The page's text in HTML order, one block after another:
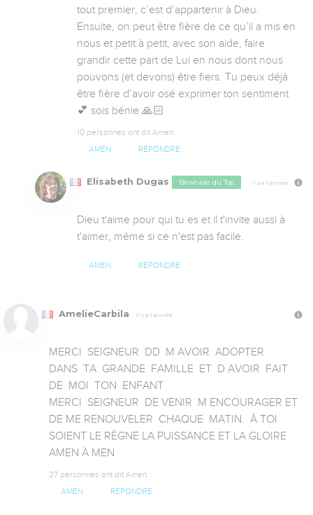
tout premier, c’est d’appartenir à Dieu.
Ensuite, on peut être fière de ce qu’il a mis en
nous et petit à petit, avec son aide, faire
grandir cette part de Lui en nous dont nous
pouvons (et devons) être fiers. Tu peux déjà
être fière d’avoir osé exprimer ton sentiment
💕 sois bénie 🙏🏻
10 personnes ont dit Amen
AMEN RÉPONDRE
Elisabeth Dugas Bénévole du Top Il y a 1 année
Dieu t'aime pour qui tu es et il t'invite aussi à
t'aimer, même si ce n'est pas facile.
AMEN RÉPONDRE
AmelieCarbila Il y a 1 année
MERCI  SEIGNEUR  DD  M AVOIR  ADOPTER
DANS  TA  GRANDE  FAMILLE  ET  D AVOIR  FAIT
DE  MOI  TON  ENFANT
MERCI  SEIGNEUR  DE VENIR  M ENCOURAGER ET
DE ME RENOUVELER  CHAQUE  MATIN.  À TOI
SOIENT LE RÈGNE LA PUISSANCE ET LA GLOIRE
AMEN À MEN
27 personnes ont dit Amen
AMEN RÉPONDRE